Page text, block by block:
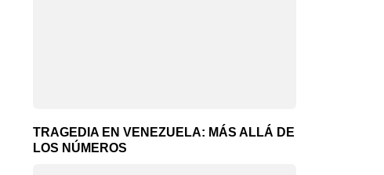
TRAGEDIA EN VENEZUELA: MÁS ALLÁ DE
LOS NÚMEROS